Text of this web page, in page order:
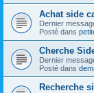
Achat side
Dernier
Posté dans
Cherche
Dernier
Posté dans
Recherche